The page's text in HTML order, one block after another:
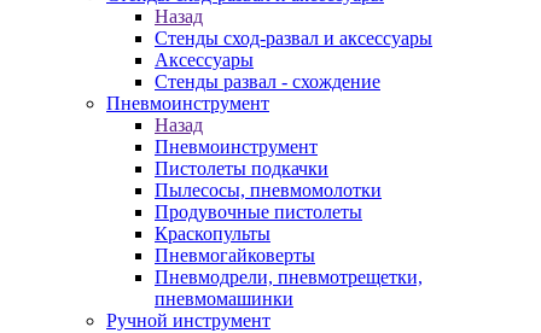
Назад
Стенды сход-развал и аксессуары
Аксессуары
Стенды развал - схождение
Пневмоинструмент
Назад
Пневмоинструмент
Пистолеты подкачки
Пылесосы, пневмомолотки
Продувочные пистолеты
Краскопульты
Пневмогайковерты
Пневмодрели, пневмотрещетки,
пневмомашинки
Ручной инструмент